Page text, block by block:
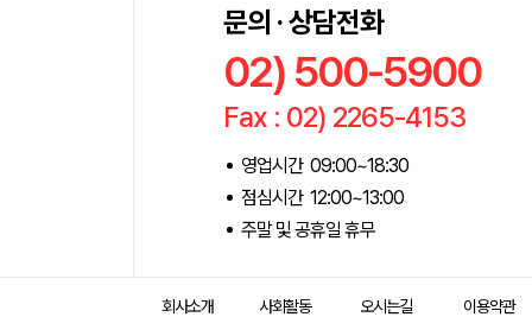
문의 · 상담전화
02) 500-5900
Fax : 02) 2265-4153
영업시간 09:00~18:30
점심시간 12:00~13:00
주말 및 공휴일 휴무
회사소개 사회활동 오시는길 이용약관